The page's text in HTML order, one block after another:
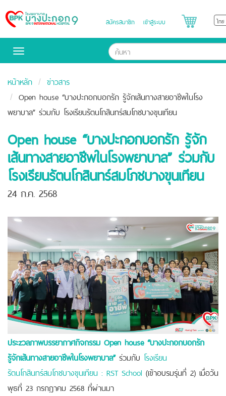
Bangpakok
Hospital
สมัครสมาชิก เข้าสู่ระบบ
Toggle
หน้าหลัก
ข่าวสาร
Open house “บางปะกอกบอกรัก รู้จักเส้นทางสายอาชีพในโรง
พยาบาล” ร่วมกับ โรงเรียนรัตนโกสินทร์สมโภชบางขุนเทียน
Open house “บางปะกอกบอกรัก รู้จัก
เส้นทางสายอาชีพในโรงพยาบาล” ร่วมกับ
โรงเรียนรัตนโกสินทร์สมโภชบางขุนเทียน
24 ก.ค. 2568
ประzวลภาพบรรยากาศกิจกรรม Open house “บางปะกอกบอกรัก
รู้จักเส้นทางสายอาชีพในโรงพยาบาล” ร่วมกับ โรงเรียน
รัตนโกสินทร์สมโภชบางขุนเทียน : RST School (เข้าอบรมรุ่นที่ 2) เมื่อวัน
พุธที่ 23 กรกฎาคม 2568 ที่ผ่านมา